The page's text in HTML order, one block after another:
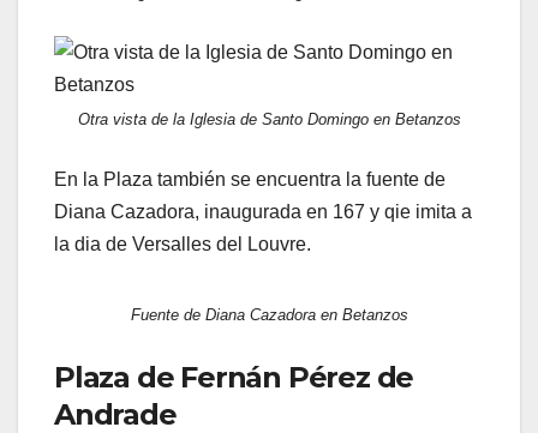
Otra vista de la Iglesia de Santo Domingo en Betanzos
En la Plaza también se encuentra la fuente de
Diana Cazadora, inaugurada en 167 y qie imita a
la dia de Versalles del Louvre.
Fuente de Diana Cazadora en Betanzos
Plaza de Fernán Pérez de
Andrade